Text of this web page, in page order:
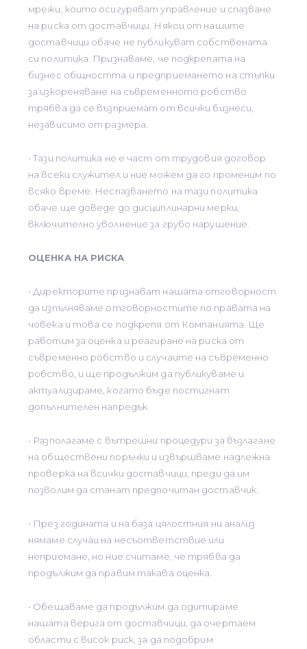
мрежи, които осигуряват управление и спазване
на риска от доставчици. Някои от нашите
доставчици обаче не публикуват собствената
си политика. Признаваме, че подкрепата на
бизнес общността и предприемането на стъпки
за изкореняване на съвременното робство
трябва да се възприемат от всички бизнеси,
независимо от размера.
• Тази политика не е част от трудовия договор
на всеки служител и ние можем да го променим по
всяко време. Неспазването на тази политика
обаче ще доведе до дисциплинарни мерки,
включително уволнение за грубо нарушение.
ОЦЕНКА НА РИСКА
• Директорите признават нашата отговорност
да изпълняваме отговорностите по правата на
човека и това се подкрепя от Компанията. Ще
работим за оценка и реагиране на риска от
съвременно робство и случаите на съвременно
робство, и ще продължим да публикуваме и
актуализираме, когато бъде постигнат
допълнителен напредък.
• Разполагаме с вътрешни процедури за възлагане
на обществени поръчки и извършваме надлежна
проверка на всички доставчици, преди да им
позволим да станат предпочитан доставчик.
• През годината и на база цялостния ни анализ
нямаме случаи на несъответствие или
неприемане, но ние считаме, че трябва да
продължим да правим такава оценка.
• Обещаваме да продължим да одитираме
нашата верига от доставчици, да очертаем
области с висок риск, за да подобрим